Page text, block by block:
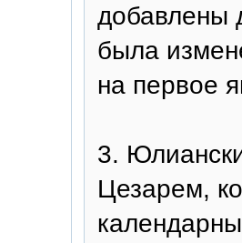
добавлены
была
на первое
3.
Цезарем,